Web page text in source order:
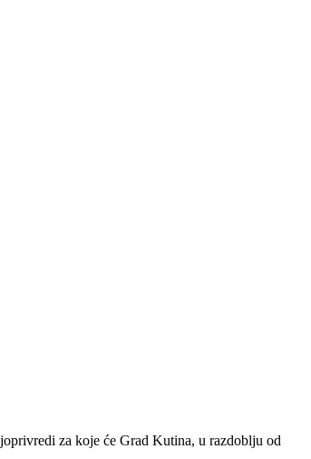
za koje će Grad Kutina, u razdoblju od